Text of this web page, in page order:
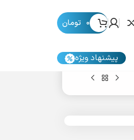
0 تومان
پیشنهاد ویژه